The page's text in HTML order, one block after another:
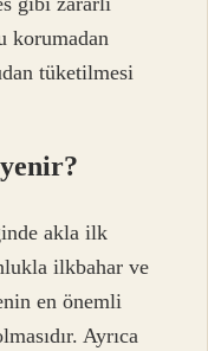
korumadan
tüketilmesi
akla ilk
ilkbahar ve
en önemli
Ayrıca